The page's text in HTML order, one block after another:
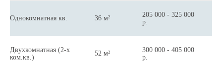
Однокомнатная кв. 36 м²
205 000 - 325 000
р.
Двухкомнатная (2-х
ком.кв.)
52 м²
300 000 - 405 000
р.